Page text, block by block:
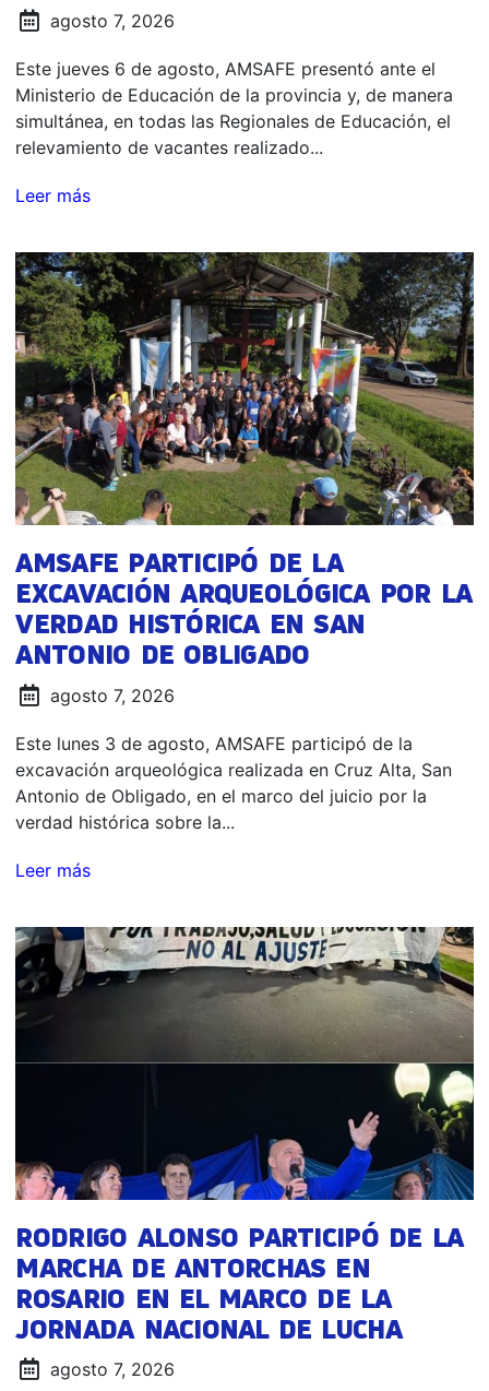
agosto 7, 2026
Este jueves 6 de agosto, AMSAFE presentó ante el
Ministerio de Educación de la provincia y, de manera
simultánea, en todas las Regionales de Educación, el
relevamiento de vacantes realizado...
Leer más
AMSAFE PARTICIPÓ DE LA
EXCAVACIÓN ARQUEOLÓGICA POR LA
VERDAD HISTÓRICA EN SAN
ANTONIO DE OBLIGADO
agosto 7, 2026
Este lunes 3 de agosto, AMSAFE participó de la
excavación arqueológica realizada en Cruz Alta, San
Antonio de Obligado, en el marco del juicio por la
verdad histórica sobre la...
Leer más
RODRIGO ALONSO PARTICIPÓ DE LA
MARCHA DE ANTORCHAS EN
ROSARIO EN EL MARCO DE LA
JORNADA NACIONAL DE LUCHA
agosto 7, 2026